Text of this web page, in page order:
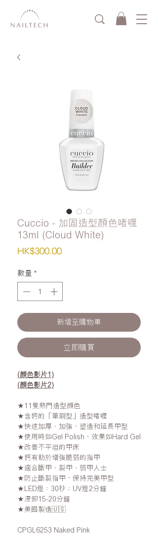
Cuccio - 加固造型顏色啫喱
13ml (Cloud White)
HK$300.00價
數量 *
新增至購物車
立即購買
(顏色影片1)
(顏色影片2)
★11 隻熱門造型顏色
★含鈣的「筆刷型」造型啫喱
★快速加厚 、加強 、 塑造和延長甲型
★使用時如Gel Polish，效果如Hard Gel
★改善不平坦的甲床
★鈣有助於增強脆弱的指甲
★適合 斷甲 、 裂甲 、 弱甲 人士
★防止斷裂指 甲，保持完美甲型
★ LED燈：30秒；UV燈2分鐘
★浸卸15-20分鐘
★美國製造🇺🇸
CPGL6253 Naked Pink